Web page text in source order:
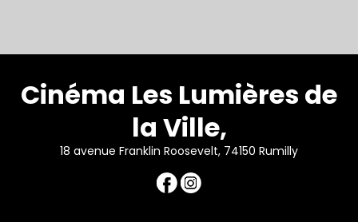
Cinéma Les Lumières de
la Ville,
18 avenue Franklin Roosevelt, 74150 Rumilly